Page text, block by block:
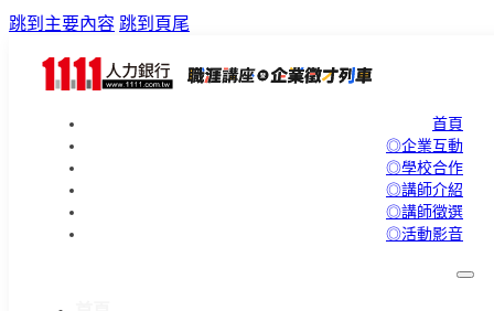
跳到主要內容 跳到頁尾
首頁
◎企業互動
◎學校合作
◎講師介紹
◎講師徵選
◎活動影音